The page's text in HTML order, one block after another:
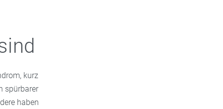
kurz
spürbarer
haben